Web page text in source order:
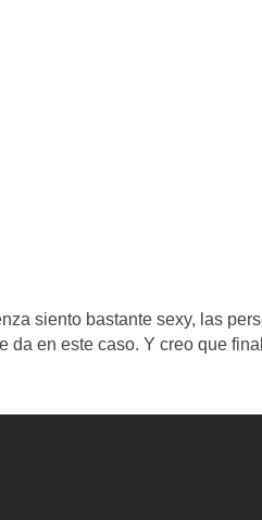
siento bastante sexy, las
en este caso. Y creo que